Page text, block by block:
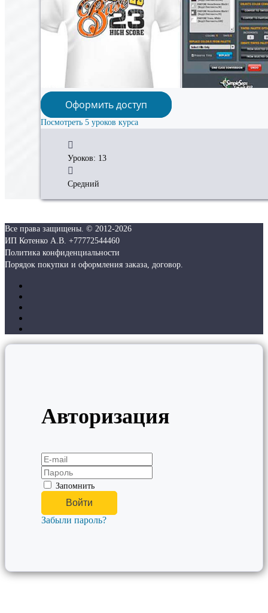
Уроков: 13
Средний
Оформить доступ
Посмотреть 5 уроков курса
Все права защищены. © 2012-2026
ИП Котенко А.В. +77772544460
Политика конфиденциальности
Порядок покупки и оформления заказа, договор.
Авторизация
Запомнить
Забыли пароль?